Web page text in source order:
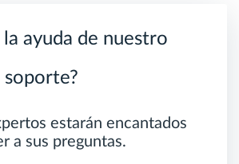
ayuda de nuestro
soporte?
estarán encantados
a sus preguntas.